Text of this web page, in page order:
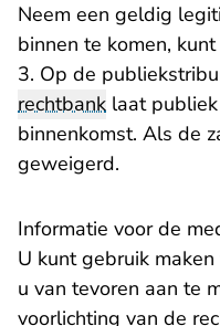
Neem een geldig
binnen te komen,
3. Op de
rechtbank laat
binnenkomst. Als de
geweigerd.
Informatie voor de
U kunt gebruik
u van tevoren aan te
voorlichting van de